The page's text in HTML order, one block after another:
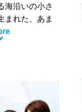
海沿いの小さ
まれた、あま
て、みずみず
の多良岳
の木々が茂